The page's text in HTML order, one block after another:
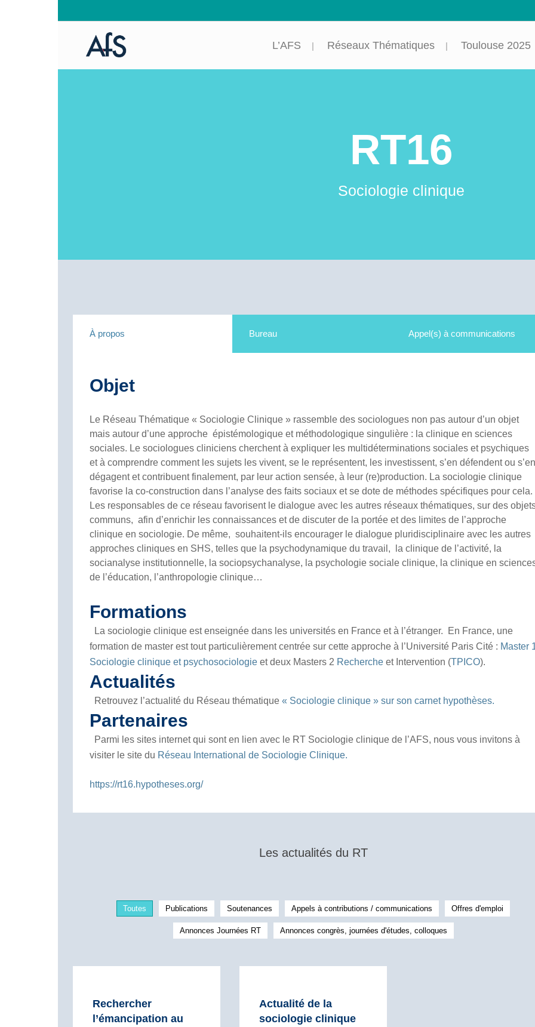
L’AFS Réseaux Thématiques Toulouse 2025
RT16
Sociologie clinique
À propos Bureau Appel(s) à communications
Objet
Le Réseau Thématique « Sociologie Clinique » rassemble des sociologues non pas autour d’un objet
mais autour d’une approche épistémologique et méthodologique singulière : la clinique en sciences
sociales. Le sociologues cliniciens cherchent à expliquer les multidéterminations sociales et psychiques
et à comprendre comment les sujets les vivent, se le représentent, les investissent, s’en défendent ou s’en
dégagent et contribuent finalement, par leur action sensée, à leur (re)production. La sociologie clinique
favorise la co-construction dans l’analyse des faits sociaux et se dote de méthodes spécifiques pour cela.
Les responsables de ce réseau favorisent le dialogue avec les autres réseaux thématiques, sur des
communs, afin d’enrichir les connaissances et de discuter de la portée et des limites de l’approche
clinique en sociologie. De même, souhaitent-ils encourager le dialogue pluridisciplinaire avec les autres
approches cliniques en SHS, telles que la psychodynamique du travail, la clinique de l’activité, la
socianalyse institutionnelle, la sociopsychanalyse, la psychologie sociale clinique, la clinique en
de l’éducation, l’anthropologie clinique…
Formations
La sociologie clinique est enseignée dans les universités en France et à l’étranger. En France, une
formation de master est tout particulièrement centrée sur cette approche à l’Université Paris Cité : Master
Sociologie clinique et psychosociologie et deux Masters 2 Recherche et Intervention (TPICO).
Actualités
Retrouvez l’actualité du Réseau thématique « Sociologie clinique » sur son carnet hypothèses.
Partenaires
Parmi les sites internet qui sont en lien avec le RT Sociologie clinique de l’AFS, nous vous invitons à
visiter le site du Réseau International de Sociologie Clinique.
https://rt16.hypotheses.org/
Les actualités du RT
Toutes Publications Soutenances Appels à contributions / communications Offres d'emploi
Annonces Journées RT Annonces congrès, journées d'études, colloques
Rechercher
l’émancipation au
Actualité de la
sociologie clinique